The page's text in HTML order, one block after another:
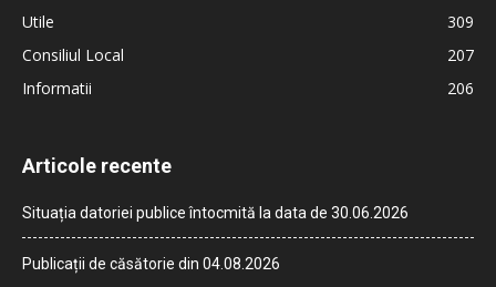
Utile
309
Consiliul Local
207
Informatii
206
Articole recente
Situația datoriei publice întocmită la data de 30.06.2026
Publicații de căsătorie din 04.08.2026